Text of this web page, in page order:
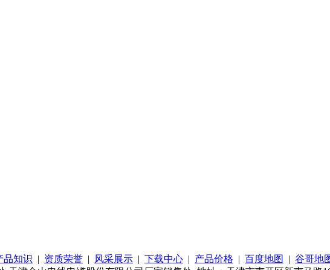
品知识 | 资质荣誉 | 风采展示 | 下载中心 | 产品价格 | 百度地图 | 谷哥地